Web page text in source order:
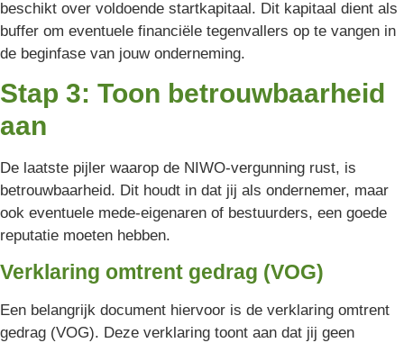
beschikt over voldoende startkapitaal. Dit kapitaal dient als
buffer om eventuele financiële tegenvallers op te vangen in
de beginfase van jouw onderneming.
Stap 3: Toon betrouwbaarheid
aan
De laatste pijler waarop de NIWO-vergunning rust, is
betrouwbaarheid. Dit houdt in dat jij als ondernemer, maar
ook eventuele mede-eigenaren of bestuurders, een goede
reputatie moeten hebben.
Verklaring omtrent gedrag (VOG)
Een belangrijk document hiervoor is de verklaring omtrent
gedrag (VOG). Deze verklaring toont aan dat jij geen